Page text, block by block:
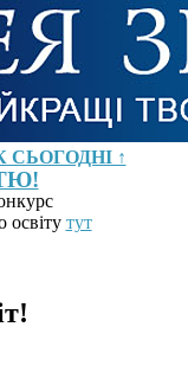
СЬОГОДНІ ↑
освіту тут